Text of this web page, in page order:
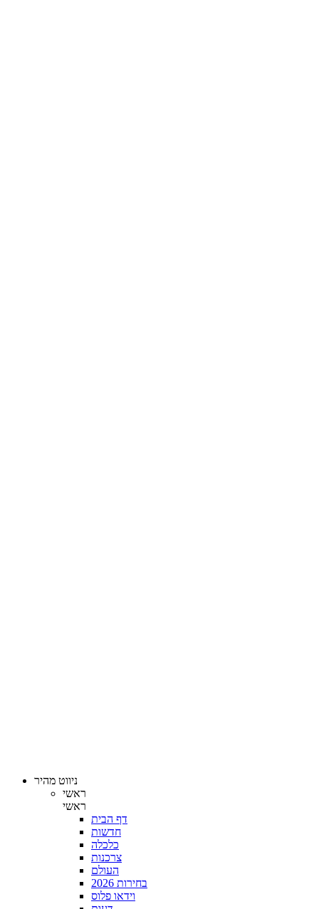
ניווט מהיר
ראשי
ראשי
דף הבית
חדשות
כלכלה
צרכנות
העולם
בחירות 2026
וידאו פלוס